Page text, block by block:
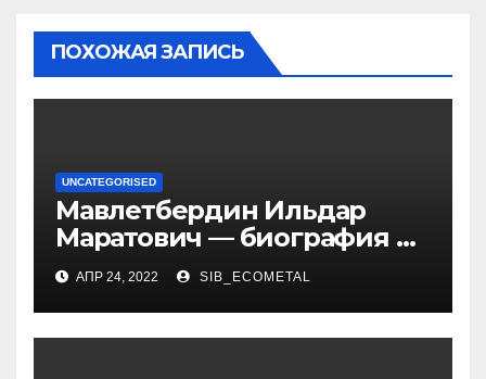
ПОХОЖАЯ ЗАПИСЬ
UNCATEGORISED
Мавлетбердин Ильдар
Маратович — биография и
достижения талантливого
российского политика и
бизнесмена
АПР 24, 2022 SIB_ECOMETAL